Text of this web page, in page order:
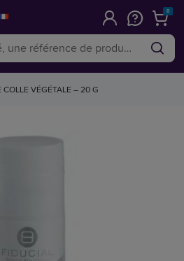
0
COLLE VÉGÉTALE – 20 G